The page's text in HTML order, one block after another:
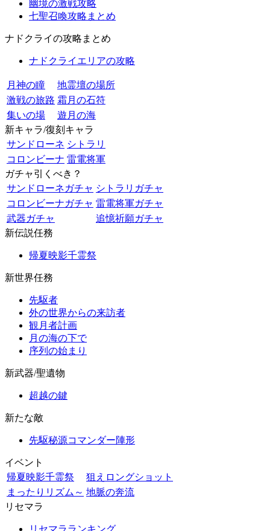
幽境の激戦攻略
七聖召喚攻略まとめ
ナドクライの攻略まとめ
ナドクライエリアの攻略
月神の瞳
地霊壇の場所
激戦の旅路 霜月の石符
集いの場
遊月の海
新キャラ/復刻キャラ
サンドローネ シトラリ
コロンビーナ 雷電将軍
ガチャ引くべき？
サンドローネガチャ シトラリガチャ
コロンビーナガチャ 雷電将軍ガチャ
武器ガチャ
追憶祈願ガチャ
新伝説任務
帰夏映影千霊祭
新世界任務
先駆者
外の世界からの来訪者
観月者計画
月の海の下で
序列の始まり
新武器/聖遺物
超越の鍵
新たな敵
先駆秘源コマンダー陣形
イベント
帰夏映影千霊祭
狙えロングショット
まったりリズム～ 地脈の奔流
リセマラ
リセマラランキング